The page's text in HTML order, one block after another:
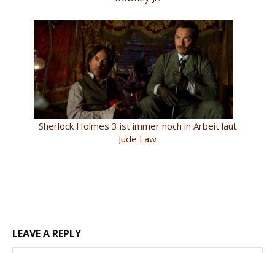
Sherlock Holmes 3 ist immer noch in Arbeit laut
Jude Law
LEAVE A REPLY